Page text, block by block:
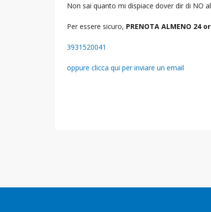
Non sai quanto mi dispiace dover dir di NO
Per essere sicuro, PRENOTA ALMENO 24
3931520041
oppure clicca qui per inviare un email